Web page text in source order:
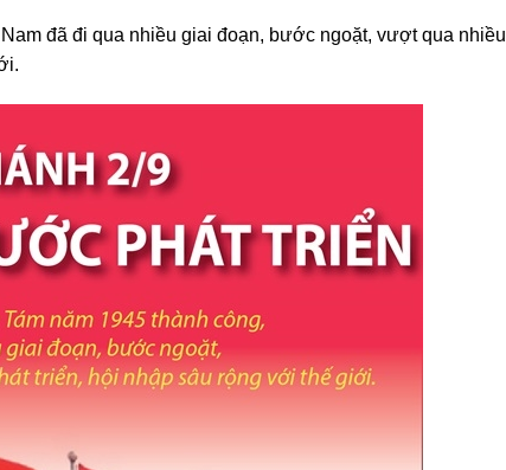
đã đi qua nhiều giai đoạn, bước ngoặt, vượt qua nhiều